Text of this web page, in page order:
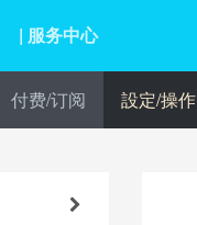
| 服务中心
付费/订阅 設定/操作